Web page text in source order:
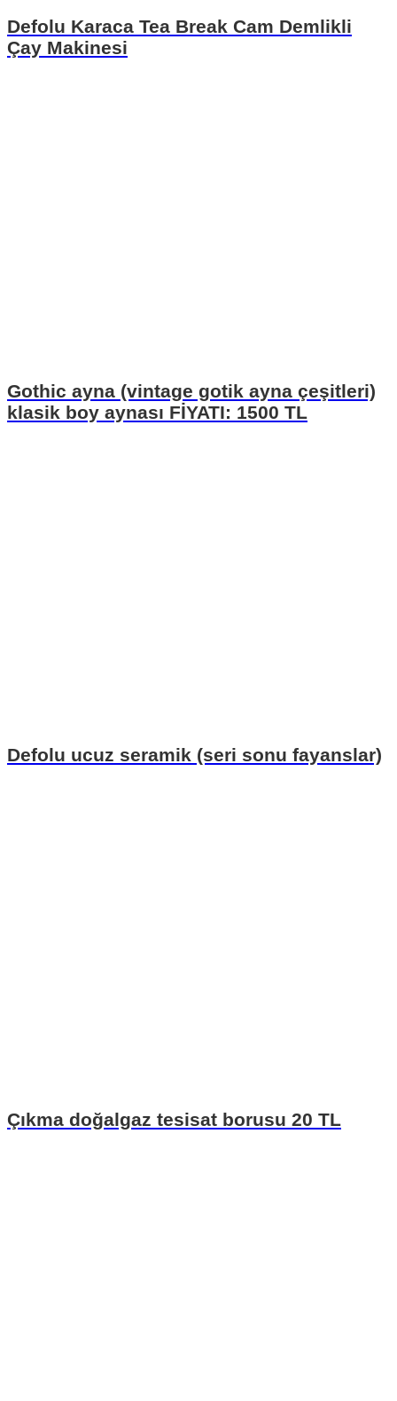
Defolu Karaca Tea Break Cam Demlikli
Çay Makinesi
Gothic ayna (vintage gotik ayna çeşitleri)
klasik boy aynası FİYATI: 1500 TL
Defolu ucuz seramik (seri sonu fayanslar)
Çıkma doğalgaz tesisat borusu 20 TL